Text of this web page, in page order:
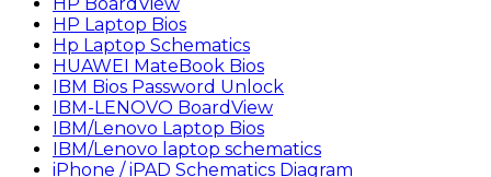
HP Laptop Bios
Hp Laptop Schematics
HUAWEI MateBook Bios
IBM Bios Password Unlock
IBM-LENOVO BoardView
IBM/Lenovo Laptop Bios
IBM/Lenovo laptop schematics
iPhone / iPAD Schematics Diagram